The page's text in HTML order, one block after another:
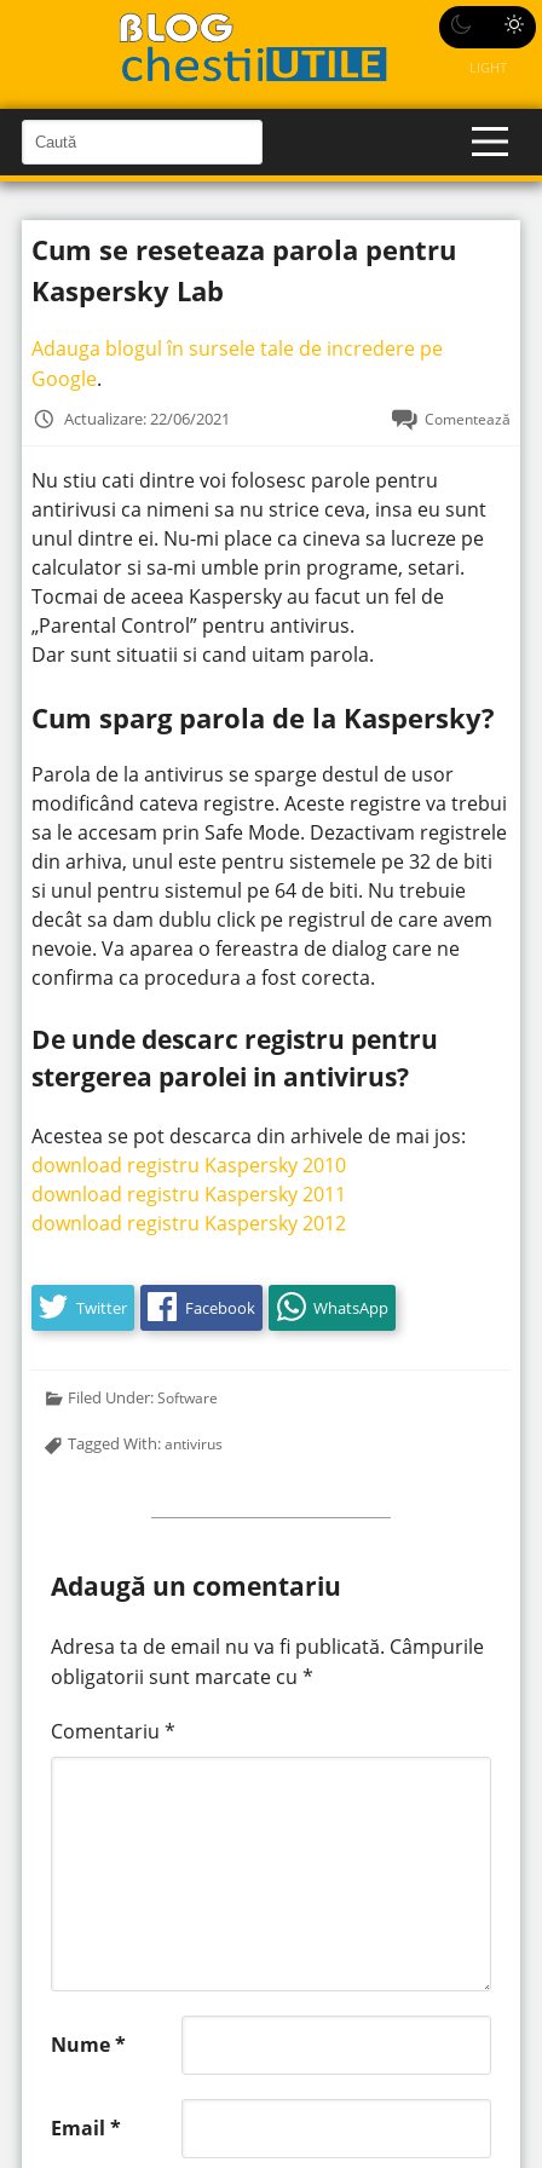
LIGHT
a
u
t
C
a
u
î
n
i
t
Cum se reseteaza parola pentru
Kaspersky Lab
Adauga blogul în sursele tale de incredere pe
Google.
Actualizare: 22/06/2021 Comentează
Nu stiu cati dintre voi folosesc parole pentru
antirivusi ca nimeni sa nu strice ceva, insa eu sunt
unul dintre ei. Nu-mi place ca cineva sa lucreze pe
calculator si sa-mi umble prin programe, setari.
Tocmai de aceea Kaspersky au facut un fel de
„Parental Control” pentru antivirus.
Dar sunt situatii si cand uitam parola.
Cum sparg parola de la Kaspersky?
Parola de la antivirus se sparge destul de usor
modificând cateva registre. Aceste registre va trebui
sa le accesam prin Safe Mode. Dezactivam registrele
din arhiva, unul este pentru sistemele pe 32 de biti
si unul pentru sistemul pe 64 de biti. Nu trebuie
decât sa dam dublu click pe registrul de care avem
nevoie. Va aparea o fereastra de dialog care ne
confirma ca procedura a fost corecta.
De unde descarc registru pentru
stergerea parolei in antivirus?
Acestea se pot descarca din arhivele de mai jos:
download registru Kaspersky 2010
download registru Kaspersky 2011
download registru Kaspersky 2012
Twitter Facebook WhatsApp
Filed Under:Software
Tagged With:antivirus
Adaugă un comentariu
Adresa ta de email nu va fi publicată. Câmpurile
obligatorii sunt marcate cu *
Comentariu *
Nume*
Email *